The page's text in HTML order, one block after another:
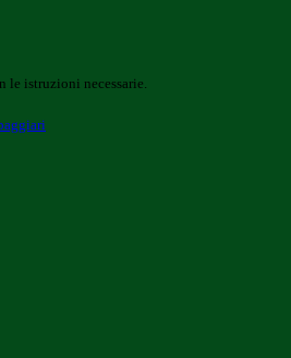
le istruzioni necessarie.